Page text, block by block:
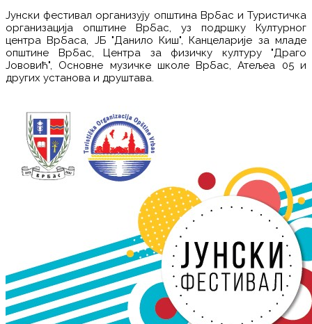
Јунски фестивал организују општина Врбас и Туристичка
организација општине Врбас, уз подршку Културног
центра Врбаса, ЈБ "Данило Киш", Канцеларије за младе
општине Врбас, Центра за физичку културу "Драго
Јововић", Основне музичке школе Врбас, Атељеа 05 и
других установа и друштава.